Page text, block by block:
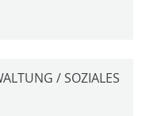
/ SOZIALES